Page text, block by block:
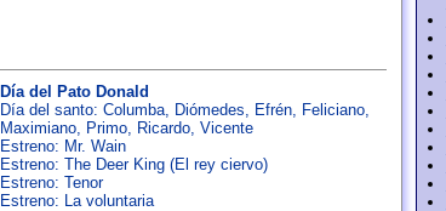
Día del Pato Donald
Día del santo: Columba Diómedes Efrén Feliciano
Maximiano Primo Ricardo Vicente
Estreno: Mr. Wain
Estreno: The Deer King (El rey ciervo)
Estreno: Tenor
Estreno: La voluntaria